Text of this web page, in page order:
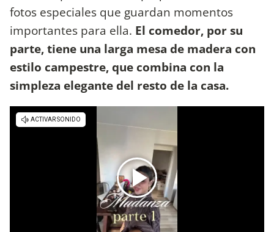
fotos especiales que guardan momentos
importantes para ella. El comedor, por su
parte, tiene una larga mesa de madera con
estilo campestre, que combina con la
simpleza elegante del resto de la casa.